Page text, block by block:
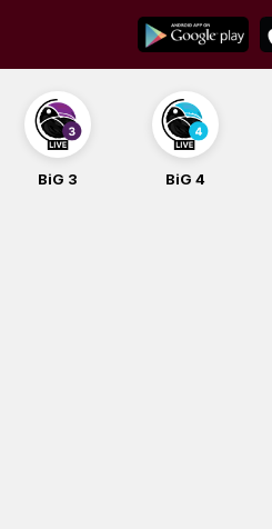
content
BiG 3 BiG 4